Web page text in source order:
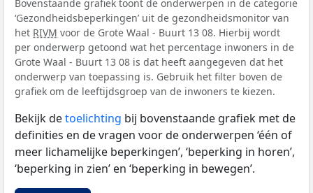
Bovenstaande grafiek toont de onderwerpen in de categorie
‘Gezondheidsbeperkingen’ uit de gezondheidsmonitor van
het RIVM voor de Grote Waal - Buurt 13 08. Hierbij wordt
per onderwerp getoond wat het percentage inwoners in de
Grote Waal - Buurt 13 08 is dat heeft aangegeven dat het
onderwerp van toepassing is. Gebruik het filter boven de
grafiek om de leeftijdsgroep van de inwoners te kiezen.
Bekijk detoelichting bij bovenstaande grafiek met de
definities en de vragen voor de onderwerpen ‘één of
meer lichamelijke beperkingen’, ‘beperking in horen’,
‘beperking in zien’ en ‘beperking in bewegen’.